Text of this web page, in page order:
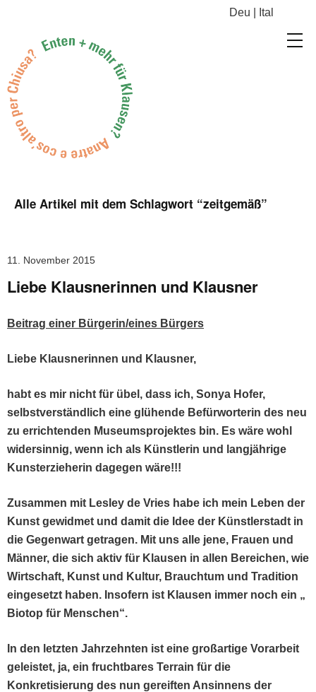
Deu Ital
Alle Artikel mit dem Schlagwort “zeitgemäß”
11. November 2015
Liebe Klausnerinnen und Klausner
Beitrag ein­er Bürgerin/eines Bürgers
Liebe Klaus­ner­in­nen und Klausner,
habt es mir nicht für übel, dass ich, Sonya Hofer,
selb­stver­ständlich eine glühende Befür­wor­terin des neu
zu errich­t­en­den Muse­um­spro­jek­tes bin. Es wäre wohl
wider­sin­nig, wenn ich als Kün­st­lerin und langjährige
Kun­sterzieherin dage­gen wäre!!!
Zusam­men mit Les­ley de Vries habe ich mein Leben der
Kun­st gewid­met und damit die Idee der Kün­stler­stadt in
die Gegen­wart getra­gen. Mit uns alle jene, Frauen und
Män­ner, die sich aktiv für Klausen in allen Bere­ichen, wie
Wirtschaft, Kun­st und Kul­tur, Brauch­tum und Tra­di­tion
einge­set­zt haben. Insofern ist Klausen immer noch ein „
Biotop für Menschen“.
In den let­zten Jahrzehn­ten ist eine großar­tige Vorar­beit
geleis­tet, ja, ein frucht­bares Ter­rain für die
Konkretisierung des nun gereiften Ansin­nens der